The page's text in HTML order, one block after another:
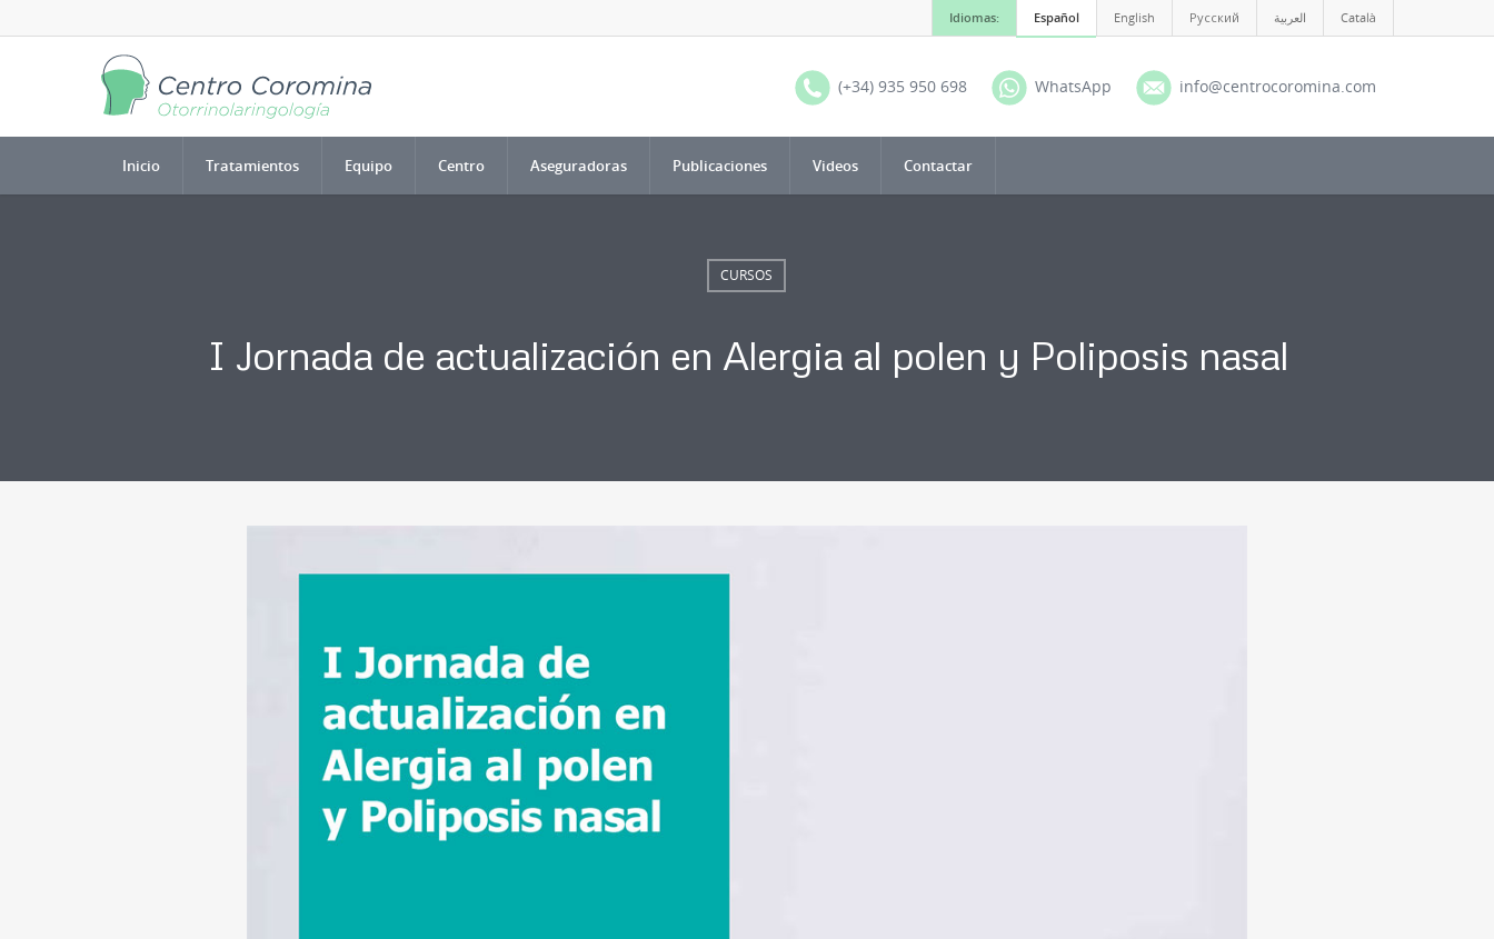
Idiomas: Español English Русский العربية Català
(+34) 935 950 698 WhatsApp info@centrocoromina.com
Inicio Tratamientos Equipo Centro Aseguradoras Publicaciones Videos Contactar
CURSOS
I Jornada de actualización en Alergia al polen y Poliposis nasal